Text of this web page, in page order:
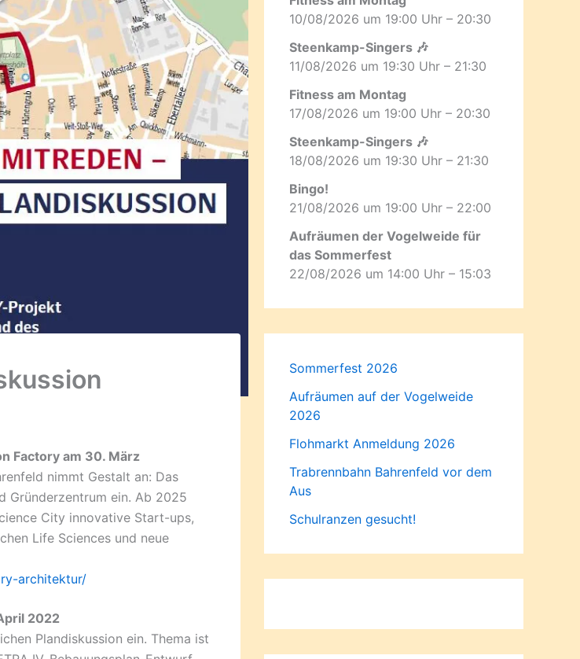
Factory am 30. März
nimmt Gestalt an: Das
Gründerzentrum ein. Ab 2025
City innovative Start-ups,
Life Sciences und neue
architektur/
2022
Plandiskussion ein. Thema ist
10/08/2026 um 19:00 Uhr – 20:30
Steenkamp-Singers 🎶
11/08/2026 um 19:30 Uhr – 21:30
Fitness am Montag
17/08/2026 um 19:00 Uhr – 20:30
Steenkamp-Singers 🎶
18/08/2026 um 19:30 Uhr – 21:30
Bingo!
21/08/2026 um 19:00 Uhr – 22:00
Aufräumen der Vogelweide für
das Sommerfest
22/08/2026 um 14:00 Uhr – 15:03
Sommerfest 2026
Aufräumen auf der Vogelweide
2026
Flohmarkt Anmeldung 2026
Trabrennbahn Bahrenfeld vor dem
Aus
Schulranzen gesucht!